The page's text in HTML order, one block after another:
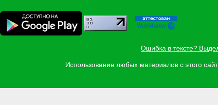
Ошибка в тексте?
Использование любых материалов с этого
Задать вопрос